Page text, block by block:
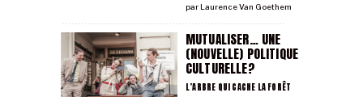
par Laurence Van Goethem
MUTUALISER… UNE
(NOUVELLE) POLITIQUE
CULTURELLE?
L’ARBRE QUI CACHE LA FORÊT